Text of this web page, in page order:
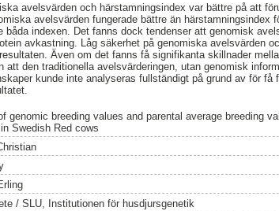
avelsvärden och härstamningsindex var bättre på att
avelsvärden fungerade bättre än härstamningsindex
indexen. Det fanns dock tendenser att genomisk
avkastning. Låg säkerhet på genomiska avelsvärden
Även om det fanns få signifikanta skillnader
att den traditionella avelsvärderingen, utan genomisk
kunde inte analyseras fullständigt på grund av för få
genomic breeding values and parental average breeding
Swedish Red cows
/ SLU, Institutionen för husdjursgenetik